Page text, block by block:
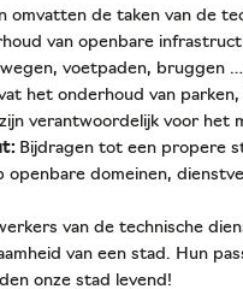
omvatten de taken van de
van openbare
voetpaden, bruggen
het onderhoud van
verantwoordelijk voor het
Bijdragen tot een propere
openbare domeinen,
van de technische
van een stad. Hun
onze stad levend!